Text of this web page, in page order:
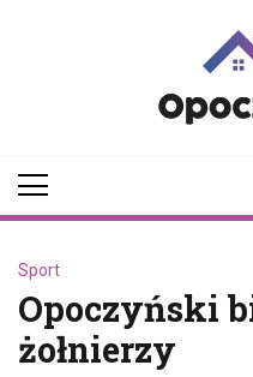
Sport
Opoczyński
żołnierzy